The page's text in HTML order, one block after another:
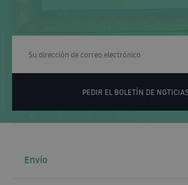
PEDIR EL BOLETÍN DE NOTICIAS
Envío